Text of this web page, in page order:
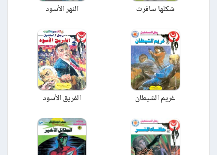
شكلها سافرت النهر الأسود
غريم الشيطان الفريق الأسود